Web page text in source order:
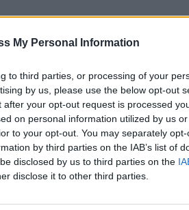
My Personal Information
to third parties, or processing of your
by us, please use the below opt-out
your opt-out request is processed
on personal information utilized by us
to your opt-out. You may separately
by third parties on the IAB’s list of
disclosed by us to third parties on the
disclose it to other third parties.
a unei femei de